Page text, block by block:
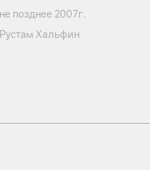
не позднее 2007г.
Рустам Хальфин